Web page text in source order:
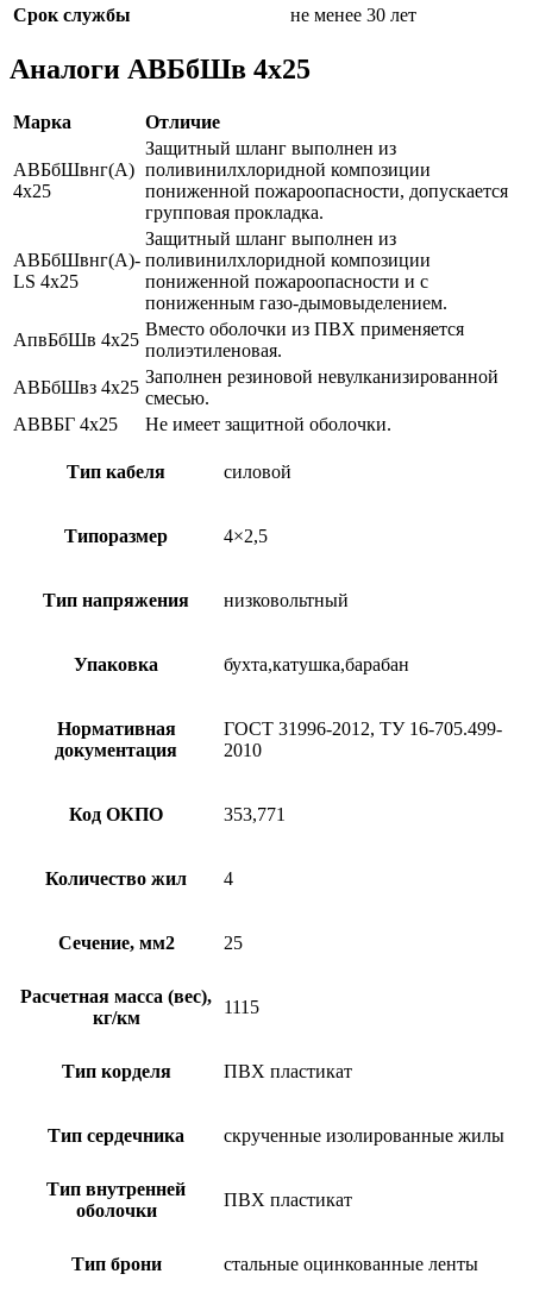
Срок службы
не менее 30 лет
Аналоги АВБбШв 4х25
Марка Отличие
АВБбШвнг(А)
4х25
Защитный шланг выполнен из
поливинилхлоридной композиции
пониженной пожароопасности, допускается
групповая прокладка.
АВБбШвнг(А)-
LS 4х25
Защитный шланг выполнен из
поливинилхлоридной композиции
пониженной пожароопасности и с
пониженным газо-дымовыделением.
АпвБбШв 4х25
Вместо оболочки из ПВХ применяется
полиэтиленовая.
АВБбШвз 4х25
Заполнен резиновой невулканизированной
смесью.
АВВБГ 4х25
Не имеет защитной оболочки.
Тип кабеля силовой
Типоразмер 4×2,5
Тип напряжения низковольтный
Упаковка бухта,катушка,барабан
Нормативная
документация
ГОСТ 31996-2012, ТУ 16-705.499-
2010
Код ОКПО 353,771
Количество жил 4
Сечение, мм2 25
Расчетная масса (вес),
кг/км
1115
Тип корделя ПВХ пластикат
Тип сердечника скрученные изолированные жилы
Тип внутренней
оболочки
ПВХ пластикат
Тип брони стальные оцинкованные ленты